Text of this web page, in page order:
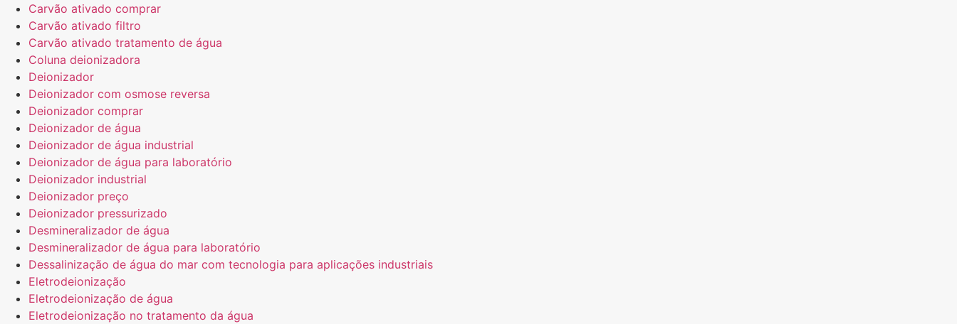
Carvão ativado comprar
Carvão ativado filtro
Carvão ativado tratamento de água
Coluna deionizadora
Deionizador
Deionizador com osmose reversa
Deionizador comprar
Deionizador de água
Deionizador de água industrial
Deionizador de água para laboratório
Deionizador industrial
Deionizador preço
Deionizador pressurizado
Desmineralizador de água
Desmineralizador de água para laboratório
Dessalinização de água do mar com tecnologia para aplicações industriais
Eletrodeionização
Eletrodeionização de água
Eletrodeionização no tratamento da água